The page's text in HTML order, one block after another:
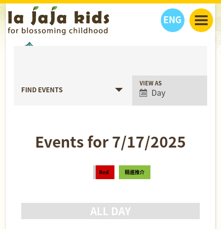
ENG
教學活動
人物專題
丫丫活動
親子好去處
健康生活館
學習成長路
聯絡
FIND EVENTS Event
Views
Navigation
VIEW AS
Day
Events for 7/17/2025
Red 精選推介
ALL DAY